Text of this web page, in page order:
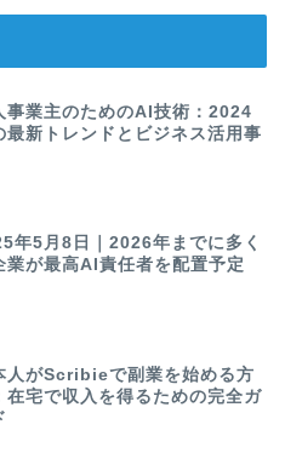
事業主のためのAI技術：2024
最新トレンドとビジネス活用事
年5月8日｜2026年までに多く
業が最高AI責任者を配置予定
人がScribieで副業を始める方
在宅で収入を得るための完全ガ